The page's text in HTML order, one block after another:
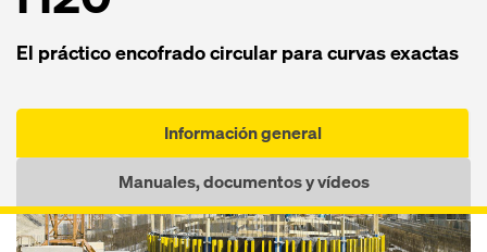
El práctico encofrado circular para curvas exactas
Información general
Manuales, documentos y vídeos